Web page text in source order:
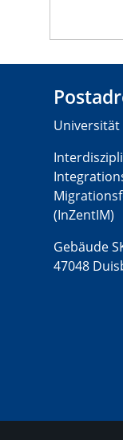
Universität
(InZentIM)
Gebäude
47048